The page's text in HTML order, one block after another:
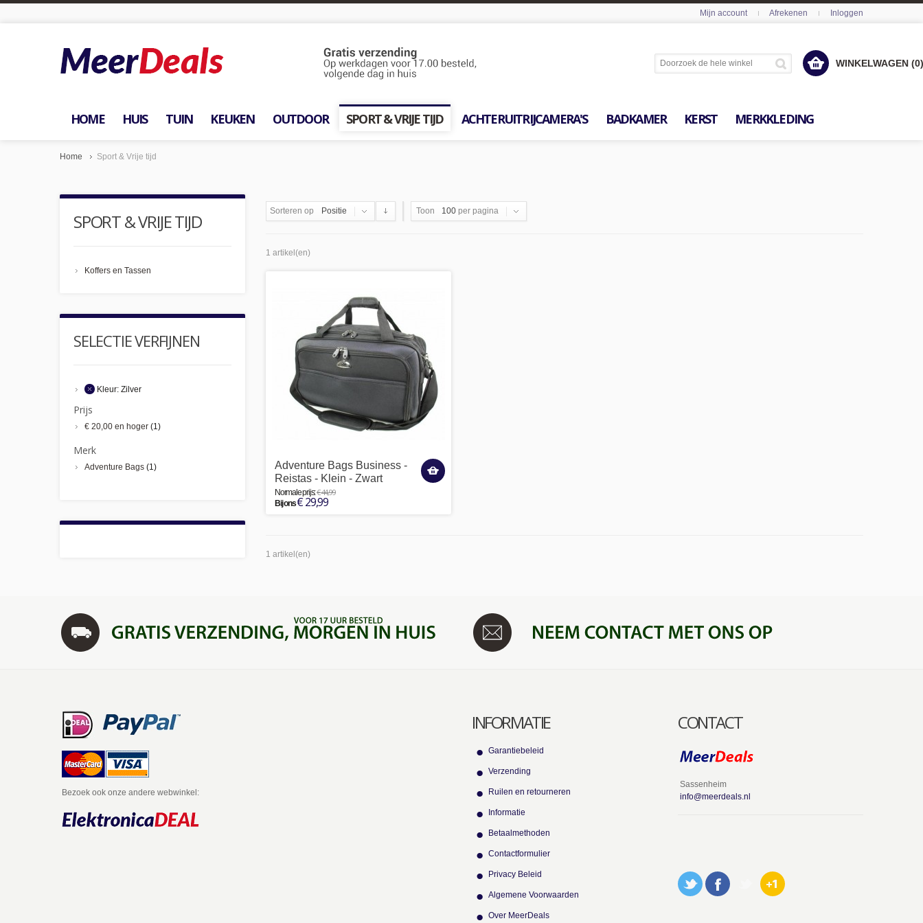
Mijn account Afrekenen Inloggen
WINKELWAGEN (0)
HOME HUIS TUIN KEUKEN OUTDOOR SPORT & VRIJE TIJD ACHTERUITRIJCAMERA'S BADKAMER KERST MERKKLEDING
Home Sport & Vrije tijd
Sorteren op Positie Toon 100 per pagina
1 artikel(en)
Adventure Bags Business -
Reistas - Klein - Zwart
Normale prijs:€ 44,99
Bij ons€ 29,99
1 artikel(en)
SPORT & VRIJE TIJD
Koffers en Tassen
SELECTIE VERFIJNEN
Kleur: Zilver
Prijs
€ 20,00 en hoger (1)
Merk
Adventure Bags (1)
Bezoek ook onze andere webwinkel:
INFORMATIE
Garantiebeleid
Verzending
Ruilen en retourneren
Informatie
Betaalmethoden
Contactformulier
Privacy Beleid
Algemene Voorwaarden
Over MeerDeals
CONTACT
Sassenheim
info@meerdeals.nl